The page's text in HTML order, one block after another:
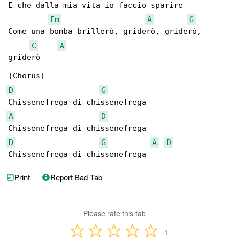
E che dalla mia vita io faccio sparire
Em
A
G
Come una bomba brillerò, griderò, griderò,
C
A
griderò
D
G
A
D
D
G A
D
Chissenefrega di chissenefrega
Print Report Bad Tab
Please rate this tab
1